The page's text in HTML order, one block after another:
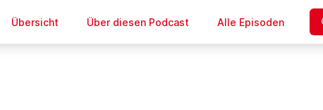
Übersicht Über diesen Podcast Alle Episoden